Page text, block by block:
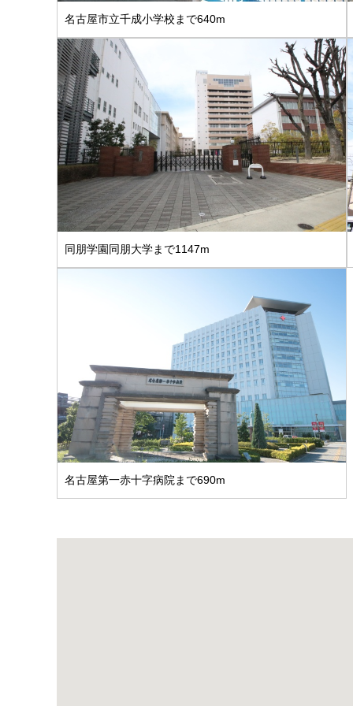
名古屋市立千成小学校まで640m
同朋学園同朋大学まで1147m
名古屋第一赤十字病院まで690m